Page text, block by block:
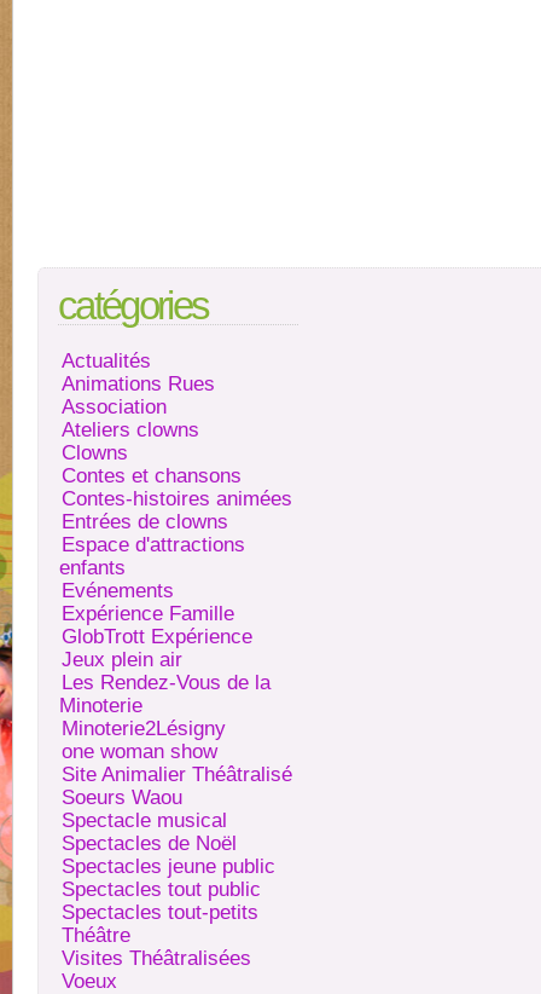
catégories
Actualités
Animations Rues
Association
Ateliers clowns
Clowns
Contes et chansons
Contes-histoires animées
Entrées de clowns
Espace d'attractions
enfants
Evénements
Expérience Famille
GlobTrott Expérience
Jeux plein air
Les Rendez-Vous de la
Minoterie
Minoterie2Lésigny
one woman show
Site Animalier Théâtralisé
Soeurs Waou
Spectacle musical
Spectacles de Noël
Spectacles jeune public
Spectacles tout public
Spectacles tout-petits
Théâtre
Visites Théâtralisées
Voeux